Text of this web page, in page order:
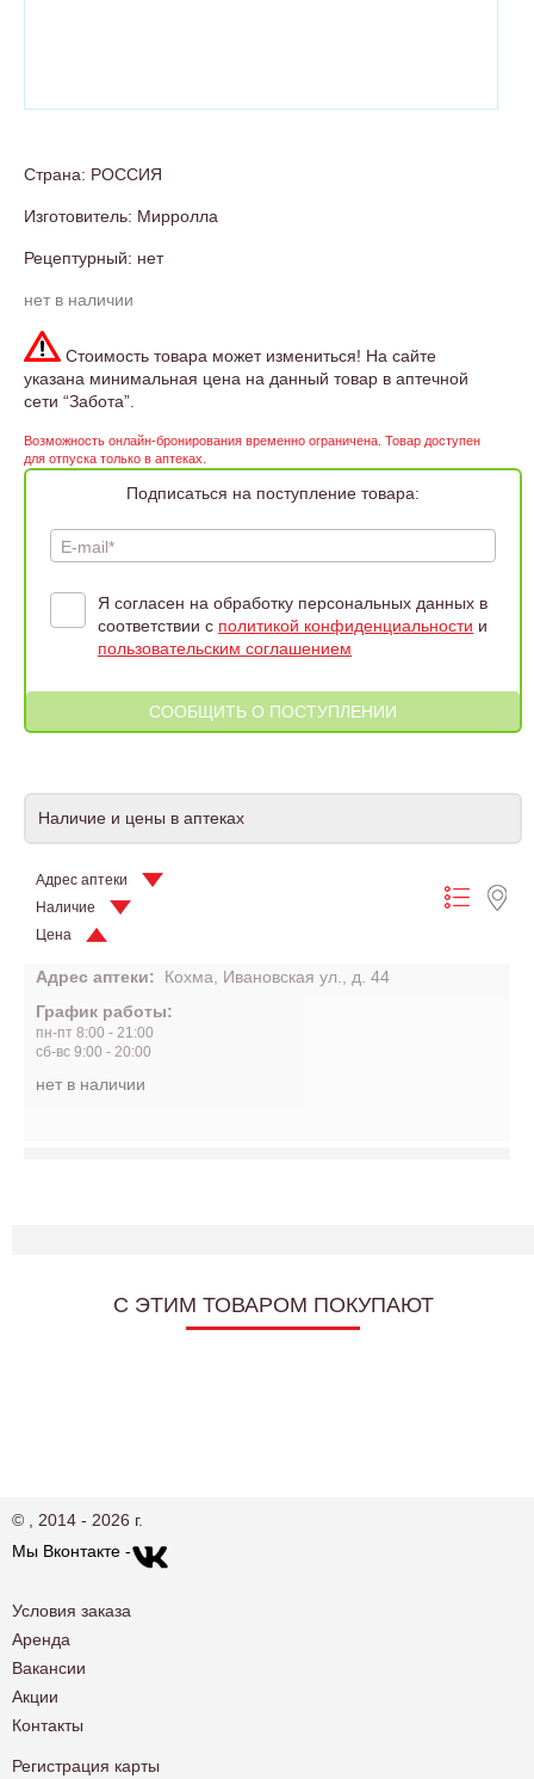
Страна: РОССИЯ
Изготовитель: Мирролла
Рецептурный: нет
нет в наличии
Стоимость товара может измениться! На сайте
указана минимальная цена на данный товар в аптечной
сети “Забота”.
Возможность онлайн-бронирования временно ограничена. Товар доступен
для отпуска только в аптеках.
Подписаться на поступление товара:
E-mail*
Я согласен на обработку персональных данных в
соответствии с политикой конфиденциальности и
пользовательским соглашением
Наличие и цены в аптеках
Адрес аптеки
Наличие
Цена
Адрес аптеки:
Кохма, Ивановская ул., д. 44
График работы:
пн-пт 8:00 - 21:00
сб-вс 9:00 - 20:00
нет в наличии
C ЭТИМ ТОВАРОМ ПОКУПАЮТ
© , 2014 - 2026 г.
Мы Вконтакте -
Условия заказа
Аренда
Вакансии
Акции
Контакты
Регистрация карты